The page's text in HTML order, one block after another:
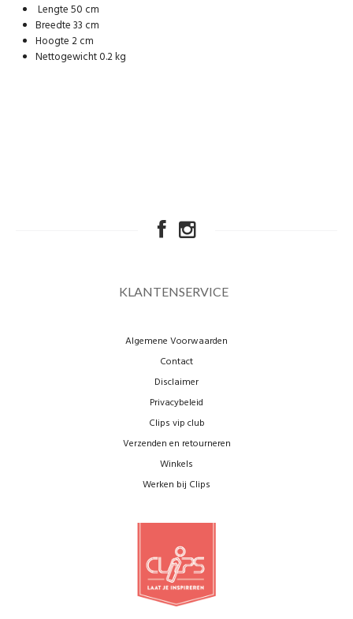
Lengte 50 cm
Breedte 33 cm
Hoogte 2 cm
Nettogewicht 0.2 kg
KLANTENSERVICE
Algemene Voorwaarden
Contact
Disclaimer
Privacybeleid
Clips vip club
Verzenden en retourneren
Winkels
Werken bij Clips